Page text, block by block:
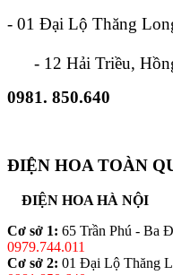
- 01 Đại Lộ Thăng
- 12 Hải Triều,
0981. 850.640
ĐIỆN HOA TOÀN
ĐIỆN HOA HÀ NỘI
Cơ sở 1: 65 Trần Phú - Ba
0979.744.011
Cơ sở 2: 01 Đại Lộ Thăng